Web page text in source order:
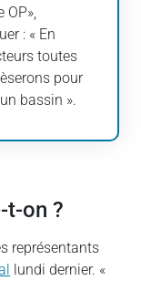
: « En
toutes
pour
bassin ».
t-on ?
représentants
lundi dernier. «